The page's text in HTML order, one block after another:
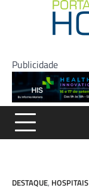
Publicidade
DESTAQUE, HOSPITAIS